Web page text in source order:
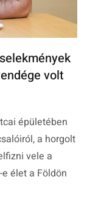
volt
épületében
a horgolt
vele a
élet a Földön